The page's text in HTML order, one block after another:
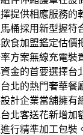
提供相應服務的
桶採用新型握符
食加盟鑑定估價
方案無線充電裝
金的首要選擇台
北的熱門奢華餐
計企業當舖擁有
北客送花新增加
行精準加工包裝